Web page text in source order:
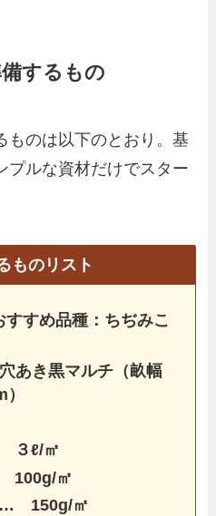
するもの
ものは以下のとおり。基
プルな資材だけでスター
ものリスト
すめ品種：ちぢみこ
あき黒マルチ（畝幅
ℓ/㎡
㎡
150g/㎡